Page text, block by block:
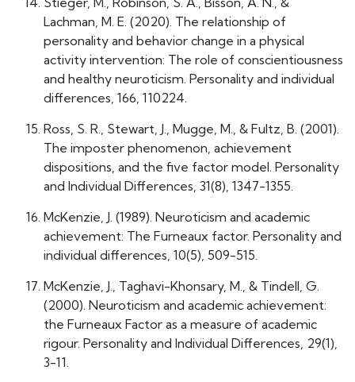
Lachman, M. E. (2020). The relationship of
personality and behavior change in a physical
activity intervention: The role of conscientiousness
and healthy neuroticism. Personality and individual
differences, 166, 110224.
Ross, S. R., Stewart, J., Mugge, M., & Fultz, B. (2001).
The imposter phenomenon, achievement
dispositions, and the five factor model. Personality
and Individual Differences, 31(8), 1347-1355.
McKenzie, J. (1989). Neuroticism and academic
achievement: The Furneaux factor. Personality and
individual differences, 10(5), 509-515.
McKenzie, J., Taghavi-Khonsary, M., & Tindell, G.
(2000). Neuroticism and academic achievement:
the Furneaux Factor as a measure of academic
rigour. Personality and Individual Differences, 29(1),
3-11.